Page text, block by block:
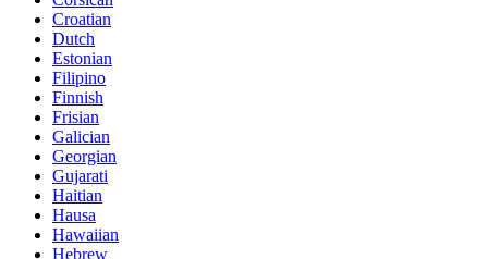
Croatian
Dutch
Estonian
Filipino
Finnish
Frisian
Galician
Georgian
Gujarati
Haitian
Hausa
Hawaiian
Hebrew